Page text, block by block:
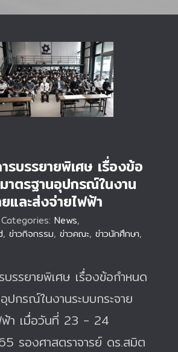
โครงการ การบรรยาย
พิเศษ เรื่องข้อกำหนด
และมาตรฐานอุปกรณ์
ในงานระบบกระจายและ
ส่งจ่ายไฟฟ้า
รบรรยายพิเศษ เรื่องข้อ
าตรฐานอุปกรณ์ในงาน
และส่งจ่ายไฟฟ้า
Categories: News,
, ข่าวกิจกรรม, ข่าวคณะ, ข่าวนักศึกษา,
บรรยายพิเศษ เรื่องข้อกำหนด
ปกรณ์ในงานระบบกระจาย
ฟ้า เมื่อวันที่ 23 - 24
รองศาสตราจารย์ ดร.สมิต